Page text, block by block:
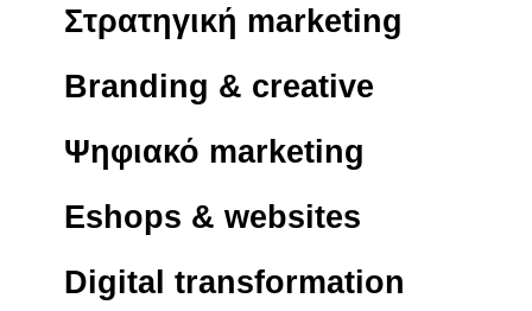
Στρατηγική marketing
Branding & creative
Ψηφιακό marketing
Eshops & websites
Digital transformation